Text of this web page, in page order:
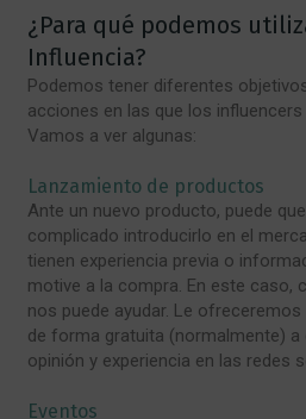
¿Para qué podemos
Influencia?
Podemos tener diferentes
acciones en las que los
Vamos a ver algunas:
Lanzamiento de productos
Ante un nuevo producto, puede
complicado introducirlo en el
tienen experiencia previa o
motive a la compra. En este caso,
nos puede ayudar. Le
de forma gratuita (normalmente)
opinión y experiencia en las redes
Eventos